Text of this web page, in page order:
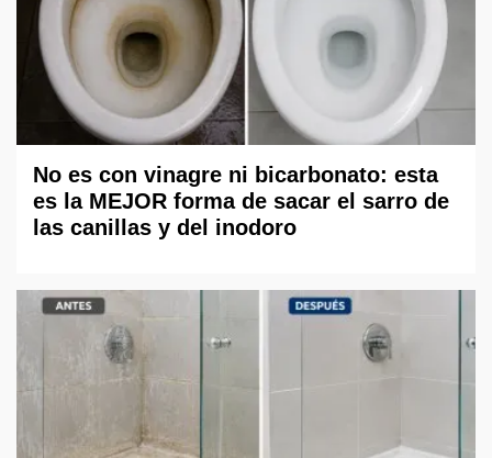
No es con vinagre ni bicarbonato: esta
es la MEJOR forma de sacar el sarro de
las canillas y del inodoro